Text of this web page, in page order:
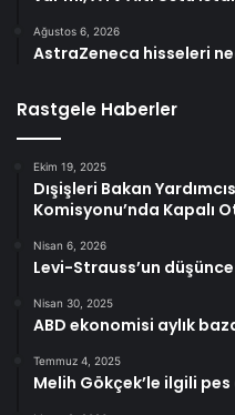
Ağustos 6, 2026
AstraZeneca hisseleri
Rastgele Haberler
Ekim 19, 2025
Dışişleri Bakan
Komisyonu’nda Kapalı
Nisan 6, 2026
Levi-Strauss’un düşünce
Nisan 30, 2025
ABD ekonomisi aylık
Temmuz 4, 2025
Melih Gökçek’le ilgili